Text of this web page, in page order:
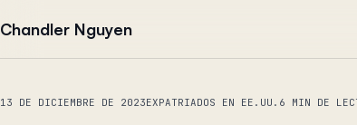
Chandler Nguyen
13 DE DICIEMBRE DE 2023EXPATRIADOS EN EE.UU. 6 MIN DE